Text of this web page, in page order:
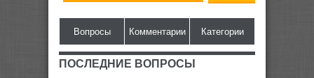
Вопросы Комментарии Категории
ПОСЛЕДНИЕ ВОПРОСЫ